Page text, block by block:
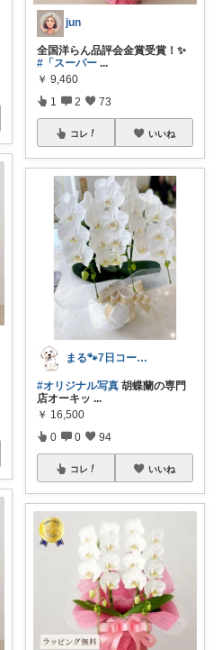
jun
全国洋らん品評会金賞受賞！✨
#「スーパー ...
￥ 9,460
1 2 73
コレ いいね
まる🐾7日コーデUP♡いつも感謝✽
#オリジナル写真 胡蝶蘭の専門
店オーキッ ...
￥ 16,500
0 0 94
コレ いいね